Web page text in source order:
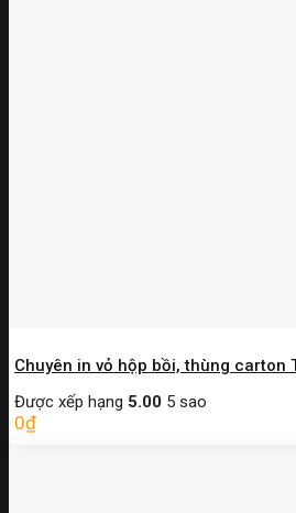
Chuyên in vỏ hộp bồi, thùng carton
Được xếp hạng 5.00 5 sao
0₫